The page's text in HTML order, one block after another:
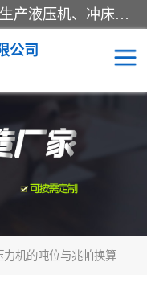
南通科达机床制造有限公司主要生产液压机、冲床、压力机等产品；本公司采用现代化企业的管理方法进行管理，立足于产品的质量管理，以优秀的品质、新颖的设计、合理的价格、完善的服务赢得广大客户的充分信赖和良好的口碑。领导层将运用科学管理方法及长期积累下来的经验和广泛领域吸取来新的技术不断调整产品结构，为市场提供精良的各类机械设备。企业将坚持与国内外各界朋友，真诚合作，共创辉煌。
公司
力机的吨位与兆帕换算
机